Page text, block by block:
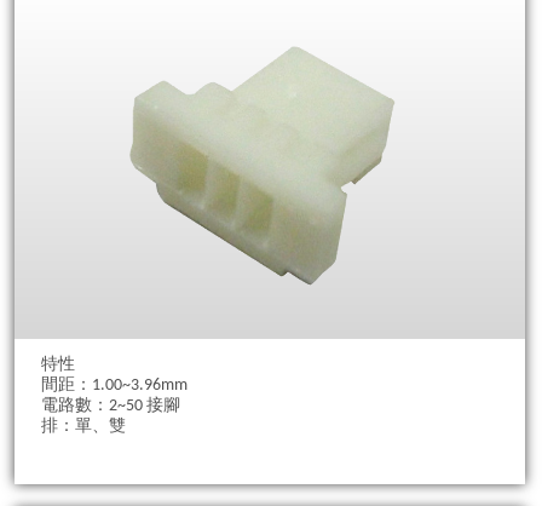
特性
間距：1.00~3.96mm
電路數：2~50 接腳
排：單、雙